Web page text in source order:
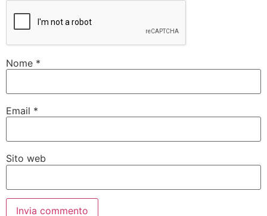
Nome *
Email *
Sito web